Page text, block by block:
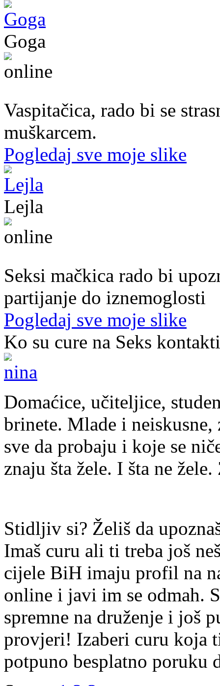
Goga
Vaspitačica, rado bi se
muškarcem.
Pogledaj sve moje slike
Lejla
Seksi mačkica rado bi
partijanje do iznemoglosti
Pogledaj sve moje slike
Ko su cure na Seks
Domaćice, učiteljice,
brinete. Mlade i
sve da probaju i koje se
znaju šta žele. I šta ne
Stidljiv si? Želiš da
Imaš curu ali ti treba još
cijele BiH imaju profil na
online i javi im se odmah.
spremne na druženje i još
provjeri! Izaberi curu koja
potpuno besplatno poruku